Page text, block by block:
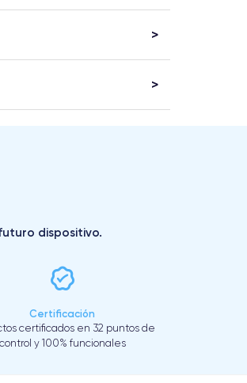
dispositivo.
Certificación
certificados en 32 puntos de
control y 100% funcionales